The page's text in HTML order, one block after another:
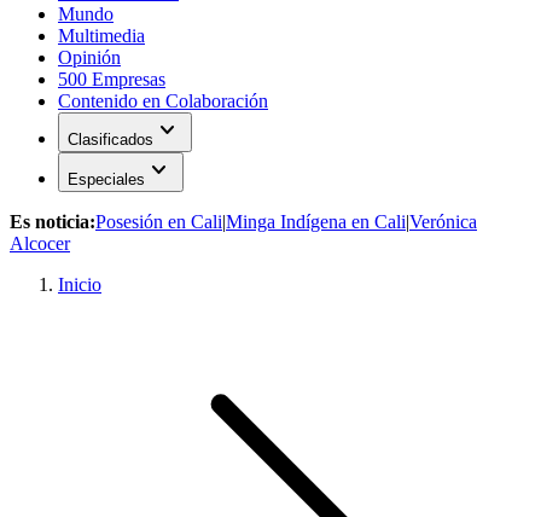
Mundo
Multimedia
Opinión
500 Empresas
Contenido en Colaboración
Clasificados expand_more
Especiales expand_more
Es noticia:Posesión en Cali|Minga Indígena en Cali|Verónica
Alcocer
Inicio